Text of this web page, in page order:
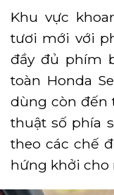
Khu vực
tươi mới với
đầy đủ phím
toàn Honda
dùng còn đến
thuật số phía
theo các chế
hứng khởi cho